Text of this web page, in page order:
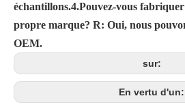
échantillons.4.Pouvez-vous
propre marque? R: Oui, nous
OEM.
sur:
En vertu d'un: